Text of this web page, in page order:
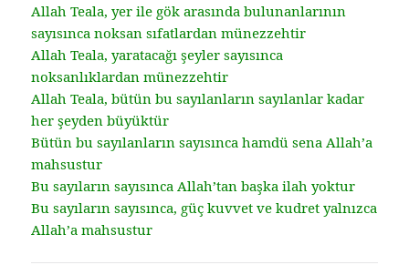
Allah Teala, yer ile gök arasında bulunanlarının
sayısınca noksan sıfatlardan münezzehtir
Allah Teala, yaratacağı şeyler sayısınca
noksanlıklardan münezzehtir
Allah Teala, bütün bu sayılanların sayılanlar kadar
her şeyden büyüktür
Bütün bu sayılanların sayısınca hamdü sena Allah’a
mahsustur
Bu sayıların sayısınca Allah’tan başka ilah yoktur
Bu sayıların sayısınca, güç kuvvet ve kudret yalnızca
Allah’a mahsustur